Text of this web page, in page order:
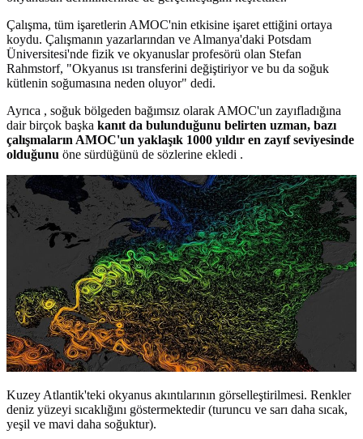
Çalışma, tüm işaretlerin AMOC'nin etkisine işaret ettiğini ortaya
koydu. Çalışmanın yazarlarından ve Almanya'daki Potsdam
Üniversitesi'nde fizik ve okyanuslar profesörü olan Stefan
Rahmstorf, "Okyanus ısı transferini değiştiriyor ve bu da soğuk
kütlenin soğumasına neden oluyor" dedi.
Ayrıca , soğuk bölgeden bağımsız olarak AMOC'un zayıfladığına
dair birçok başka kanıt da bulunduğunu belirten uzman, bazı
çalışmaların AMOC'un yaklaşık 1000 yıldır en zayıf seviyesinde
olduğunu öne sürdüğünü de sözlerine ekledi .
Kuzey Atlantik'teki okyanus akıntılarının görselleştirilmesi. Renkler
deniz yüzeyi sıcaklığını göstermektedir (turuncu ve sarı daha sıcak,
yeşil ve mavi daha soğuktur).